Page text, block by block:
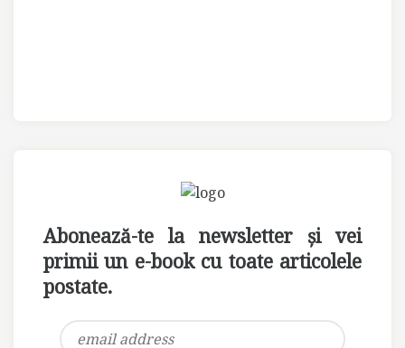
Abonează-te la newsletter și vei
primii un e-book cu toate articolele
postate.